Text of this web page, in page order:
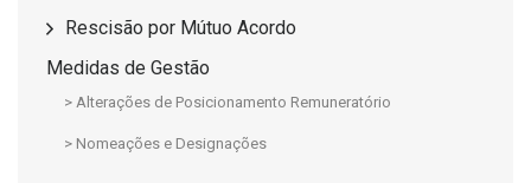
Rescisão por Mútuo Acordo
Medidas de Gestão
> Alterações de Posicionamento Remuneratório
> Nomeações e Designações